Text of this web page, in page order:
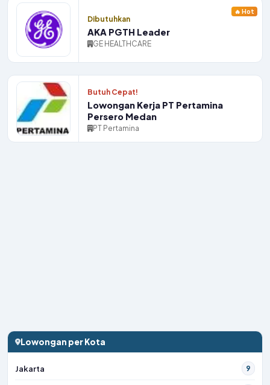
Dibutuhkan
AKA PGTH Leader
GE HEALTHCARE
🔥 Hot
Butuh Cepat!
Lowongan Kerja PT Pertamina
Persero Medan
PT Pertamina
Lowongan per Kota
Jakarta 9